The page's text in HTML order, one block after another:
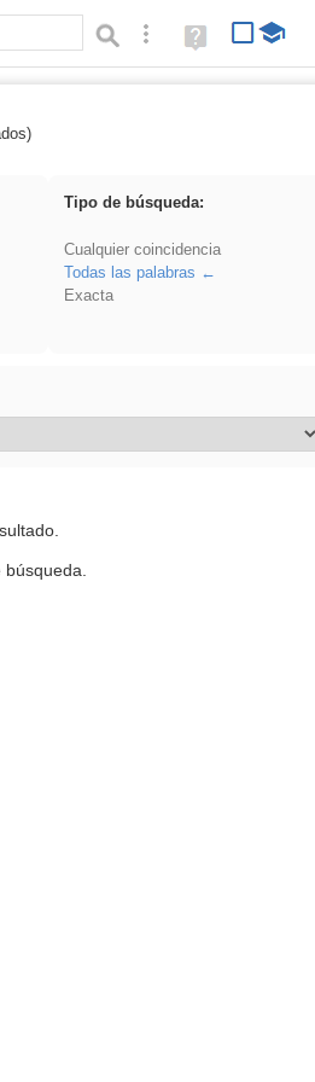
Búsqueda avanzada
Ayuda
(en
Tipo de búsqueda:
Cualquier coincidencia
Todas las palabras
Exacta
búsqueda.